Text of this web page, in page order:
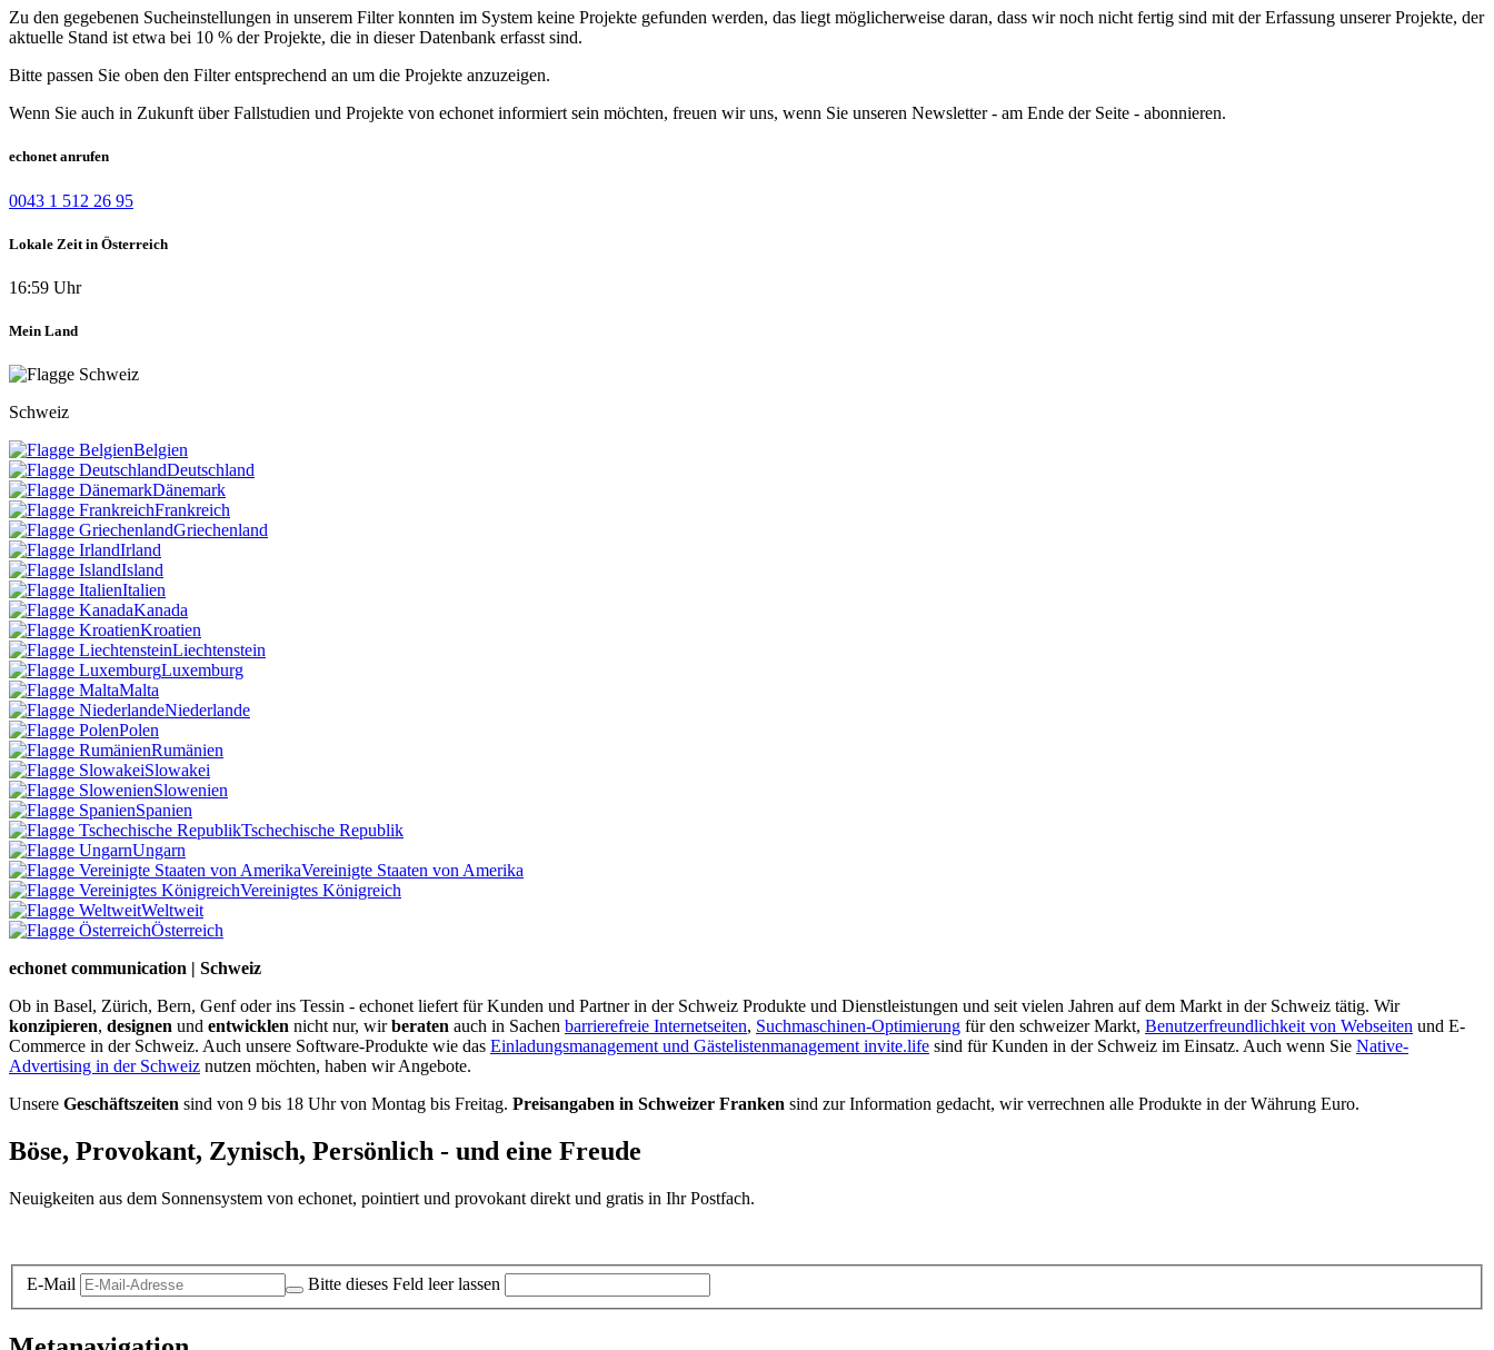
Zu den gegebenen Sucheinstellungen in unserem Filter konnten im System keine Projekte gefunden werden, das liegt möglicherweise daran, dass wir noch nicht fertig sind mit der Erfassung unserer Projekte, der
aktuelle Stand ist etwa bei 10 % der Projekte, die in dieser Datenbank erfasst sind.
Bitte passen Sie oben den Filter entsprechend an um die Projekte anzuzeigen.
Wenn Sie auch in Zukunft über Fallstudien und Projekte von echonet informiert sein möchten, freuen wir uns, wenn Sie unseren Newsletter - am Ende der Seite - abonnieren.
echonet anrufen
0043 1 512 26 95
Lokale Zeit in Österreich
16:59 Uhr
Mein Land
Schweiz
Belgien
Deutschland
Dänemark
Frankreich
Griechenland
Irland
Island
Italien
Kanada
Kroatien
Liechtenstein
Luxemburg
Malta
Niederlande
Polen
Rumänien
Slowakei
Slowenien
Spanien
Tschechische Republik
Ungarn
Vereinigte Staaten von Amerika
Vereinigtes Königreich
Weltweit
Österreich
echonet communication | Schweiz
Ob in Basel, Zürich, Bern, Genf oder ins Tessin - echonet liefert für Kunden und Partner in der Schweiz Produkte und Dienstleistungen und seit vielen Jahren auf dem Markt in der Schweiz tätig. Wir
konzipieren, designen und entwicklen nicht nur, wirberaten auch in Sachen barrierefreie Internetseiten, Suchmaschinen-Optimierung für den schweizer Markt, Benutzerfreundlichkeit von Webseiten und E-
Commerce in der Schweiz. Auch unsere Software-Produkte wie das Einladungsmanagement und Gästelistenmanagement invite.life sind für Kunden in der Schweiz im Einsatz. Auch wenn Sie Native-
Advertising in der Schweiz nutzen möchten, haben wir Angebote.
Unsere Geschäftszeiten sind von 9 bis 18 Uhr von Montag bis Freitag. Preisangaben in Schweizer Franken sind zur Information gedacht, wir verrechnen alle Produkte in der Währung Euro.
Böse, Provokant, Zynisch, Persönlich - und eine Freude
Neuigkeiten aus dem Sonnensystem von echonet, pointiert und provokant direkt und gratis in Ihr Postfach.
E-Mail Bitte dieses Feld leer lassen